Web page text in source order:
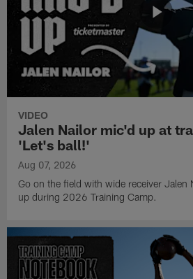
VIDEO
Jalen Nailor mic'd up at
'Let's ball!'
Aug 07, 2026
Go on the field with wide receiver Jalen
up during 2026 Training Camp.